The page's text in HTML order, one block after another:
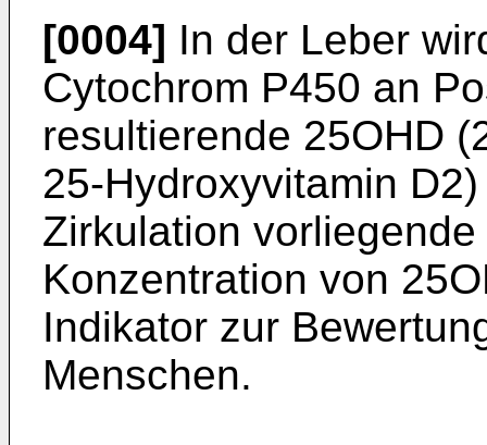
[0004] In der Leber
Cytochrom P450 an
resultierende 25OHD
25-Hydroxyvitamin
Zirkulation
Konzentration von
Indikator zur
Menschen.